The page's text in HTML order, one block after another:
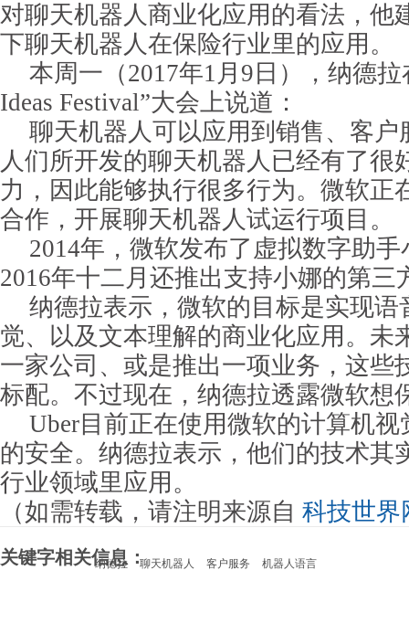
对聊天机器人商业化应用的看法，他
下聊天机器人在保险行业里的应用。
本周一（2017年1月9日），纳德拉
Ideas Festival”大会上说道：
聊天机器人可以应用到销售、客户
人们所开发的聊天机器人已经有了很
力，因此能够执行很多行为。微软正
合作，开展聊天机器人试运行项目。
2014年，微软发布了虚拟数字助手
2016年十二月还推出支持小娜的第三
纳德拉表示，微软的目标是实现语
觉、以及文本理解的商业化应用。未
一家公司、或是推出一项业务，这些
标配。不过现在，纳德拉透露微软想
Uber目前正在使用微软的计算机
的安全。纳德拉表示，他们的技术其
行业领域里应用。
（如需转载，请注明来源自 科技世界
关键字相关信息：
纳德拉 聊天机器人 客户服务 机器人语言